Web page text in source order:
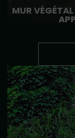
MUR